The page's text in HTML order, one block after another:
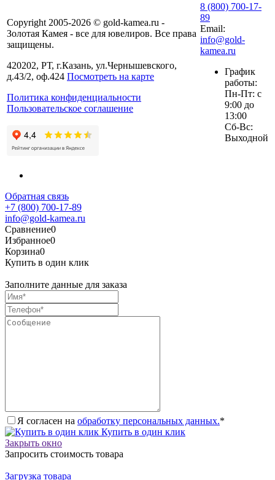
Copyright 2005-2026 © gold-kamea.ru -
Золотая Камея - все для ювелиров. Все права
защищены.
420202, РТ, г.Казань, ул.Чернышевского,
д.43/2, оф.424 Посмотреть на карте
Политика конфиденциальности
Пользовательское соглашение
8 (800) 700-17-
89
Email:
info@gold-
kamea.ru
График
работы:
Пн-Пт: с
9:00 до
13:00
Сб-Вс:
Выходной
Обратная связь
+7 (800) 700-17-89
info@gold-kamea.ru
Сравнение0
Избранное0
Корзина0
Купить в один клик
Заполните данные для заказа
Я согласен на обработку персональных данных.*
Купить в один клик
Закрыть окно
Запросить стоимость товара
Загрузка товара